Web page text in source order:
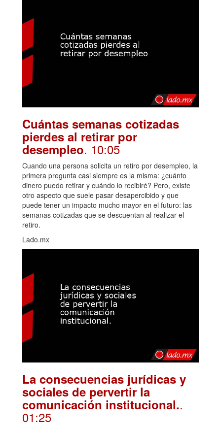
Cuántas semanas cotizadas
pierdes al retirar por
desempleo. 10:05
Cuando una persona solicita un retiro por desempleo, la
primera pregunta casi siempre es la misma: ¿cuánto
dinero puedo retirar y cuándo lo recibiré? Pero, existe
otro aspecto que suele pasar desapercibido y que
puede tener un impacto mucho mayor en el futuro: las
semanas cotizadas que se descuentan al realizar el
retiro.
Lado.mx
La consecuencias jurídicas y
sociales de pervertir la
comunicación institucional..
01:25